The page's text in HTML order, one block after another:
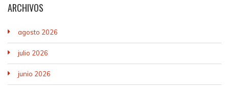
ARCHIVOS
agosto 2026
julio 2026
junio 2026